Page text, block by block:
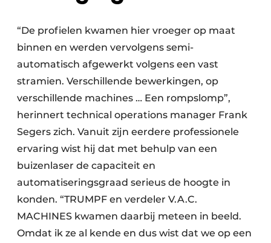
“De profielen kwamen hier vroeger op maat
binnen en werden vervolgens semi-
automatisch afgewerkt volgens een vast
stramien. Verschillende bewerkingen, op
verschillende machines … Een rompslomp”,
herinnert technical operations manager Frank
Segers zich. Vanuit zijn eerdere professionele
ervaring wist hij dat met behulp van een
buizenlaser de capaciteit en
automatiseringsgraad serieus de hoogte in
konden. “TRUMPF en verdeler V.A.C.
MACHINES kwamen daarbij meteen in beeld.
Omdat ik ze al kende en dus wist dat we op een